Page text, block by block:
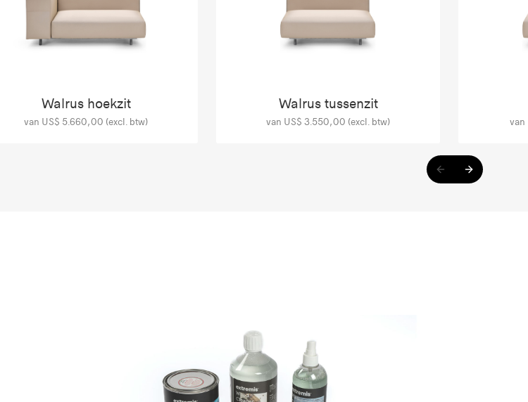
Walrus hoekzit
van US$ 5.660,00 (excl. btw)
Walrus tussenzit
van US$ 3.550,00 (excl. btw) van